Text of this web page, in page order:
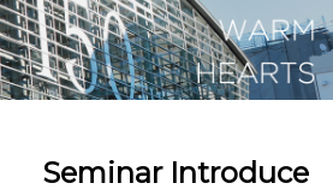
Seminar Introduce